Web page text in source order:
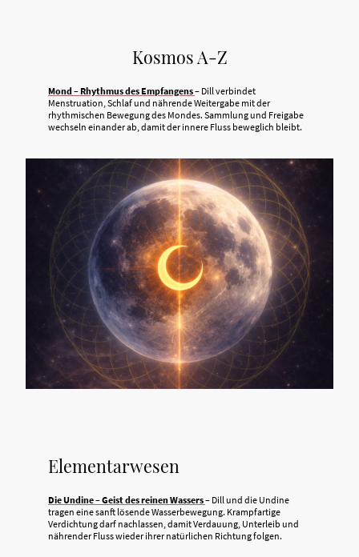
Kosmos A-Z
Mond – Rhythmus des Empfangens– Dill verbindet
Menstruation, Schlaf und nährende Weitergabe mit der
rhythmischen Bewegung des Mondes. Sammlung und Freigabe
wechseln einander ab, damit der innere Fluss beweglich bleibt.
Elementarwesen
Die Undine – Geist des reinen Wassers– Dill und die Undine
tragen eine sanft lösende Wasserbewegung. Krampfartige
Verdichtung darf nachlassen, damit Verdauung, Unterleib und
nährender Fluss wieder ihrer natürlichen Richtung folgen.